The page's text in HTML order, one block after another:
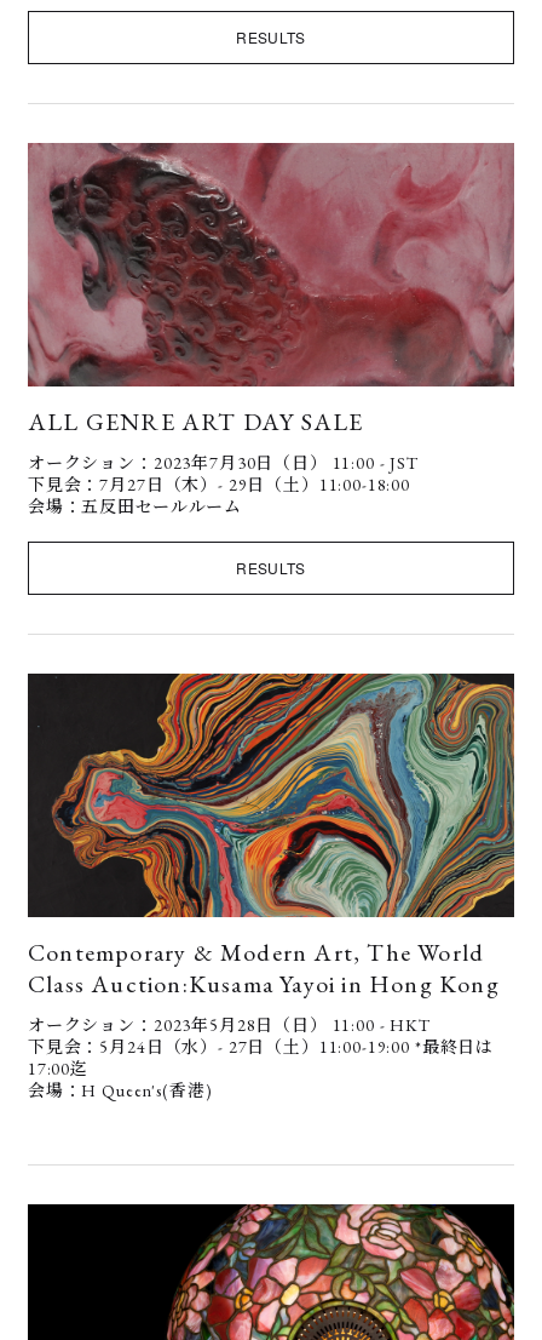
RESULTS
ALL GENRE ART DAY SALE
オークション：2023年7月30日（日） 11:00 - JST
下見会：7月27日（木）- 29日（土）11:00-18:00
会場：五反田セールルーム
RESULTS
Contemporary & Modern Art, The World
Class Auction:Kusama Yayoi in Hong Kong
オークション：2023年5月28日（日） 11:00 - HKT
下見会：5月24日（水）- 27日（土）11:00-19:00 *最終日は
17:00迄
会場：H Queen's(香港)